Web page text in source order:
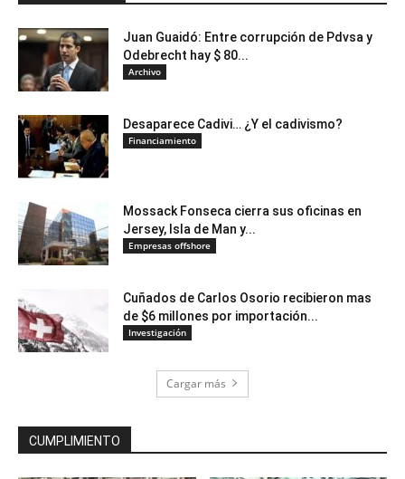
Juan Guaidó: Entre corrupción de Pdvsa y
Odebrecht hay $ 80...
Archivo
Desaparece Cadivi… ¿Y el cadivismo?
Financiamiento
Mossack Fonseca cierra sus oficinas en
Jersey, Isla de Man y...
Empresas offshore
Cuñados de Carlos Osorio recibieron mas
de $6 millones por importación...
Investigación
Cargar más
CUMPLIMIENTO